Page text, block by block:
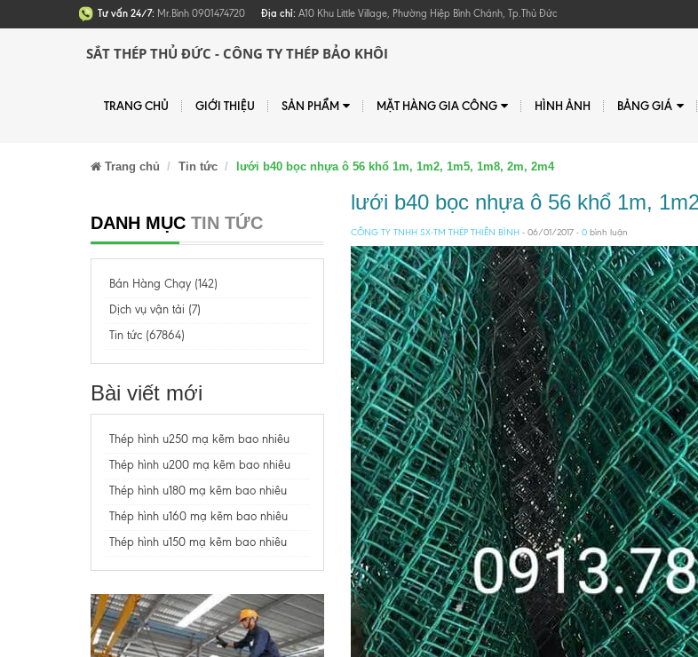
Tư vấn 24/7: Mr.Bình 0901474720 Địa chỉ: A10 Khu Little Village, Phường Hiệp Bình Chánh, Tp.Thủ Đức
SẮT THÉP THỦ ĐỨC - CÔNG TY THÉP BẢO KHÔI
TRANG CHỦ GIỚI THIỆU SẢN PHẨM MẶT HÀNG GIA CÔNG HÌNH ẢNH BẢNG GIÁ
Trang chủ Tin tức lưới b40 bọc nhựa ô 56 khổ 1m, 1m2, 1m5, 1m8, 2m, 2m4
DANH MỤC TIN TỨC
Bán Hàng Chạy (142)
Dịch vụ vận tải (7)
Tin tức (67864)
Bài viết mới
Thép hình u250 mạ kẽm bao nhiêu
Thép hình u200 mạ kẽm bao nhiêu
Thép hình u180 mạ kẽm bao nhiêu
Thép hình u160 mạ kẽm bao nhiêu
Thép hình u150 mạ kẽm bao nhiêu
lưới b40 bọc nhựa ô 56 khổ 1m,
CÔNG TY TNHH SX-TM THÉP THIÊN BÌNH- 06/01/2017 - 0bình luận